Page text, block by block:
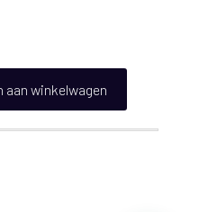
aan winkelwagen